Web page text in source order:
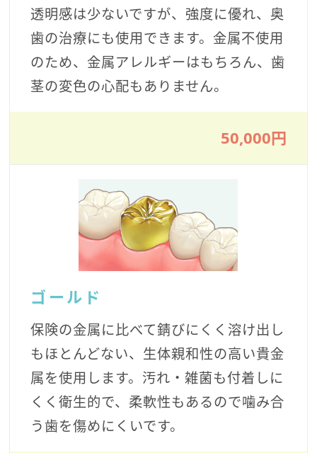
透明感は少ないですが、強度に優れ、奥
歯の治療にも使用できます。金属不使用
のため、金属アレルギーはもちろん、歯
茎の変色の心配もありません。
50,000円
ゴールド
保険の金属に比べて錆びにくく溶け出し
もほとんどない、生体親和性の高い貴金
属を使用します。汚れ・雑菌も付着しに
くく衛生的で、柔軟性もあるので噛み合
う歯を傷めにくいです。